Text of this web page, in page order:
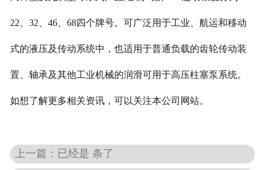
22、32、46、68四个牌号。可广泛用于工业、航运和移动
式的液压及传动系统中，也适用于普通负载的齿轮传动装
置、轴承及其他工业机械的润滑可用于高压柱塞泵系统。
如想了解更多相关资讯，可以关注本公司网站。
上一篇：已经是 条了